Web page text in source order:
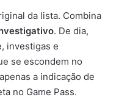
da lista. Combina
. De dia,
investigas e
se escondem no
a indicação de
no Game Pass.